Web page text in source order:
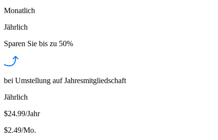
Monatlich
Jährlich
Sparen Sie bis zu 50%
bei Umstellung auf Jahresmitgliedschaft
Jährlich
$24.99/Jahr
$2.49/Mo.